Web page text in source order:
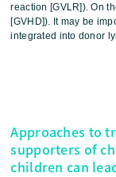
reaction [GVLR]). On
[GVHD]). It may be
integrated into donor
Approaches to
supporters of
children can